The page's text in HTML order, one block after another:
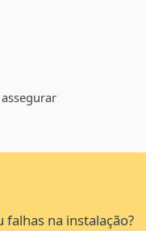
na instalação?